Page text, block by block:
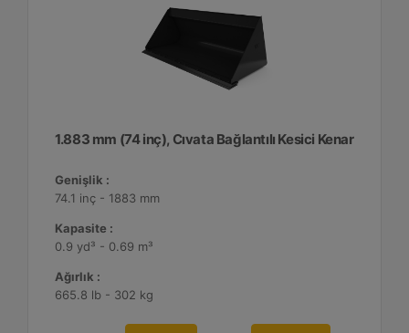
1.883 mm (74 inç), Cıvata Bağlantılı Kesici Kenar
Genişlik :
74.1 inç - 1883 mm
Kapasite :
0.9 yd³ - 0.69 m³
Ağırlık :
665.8 lb - 302 kg